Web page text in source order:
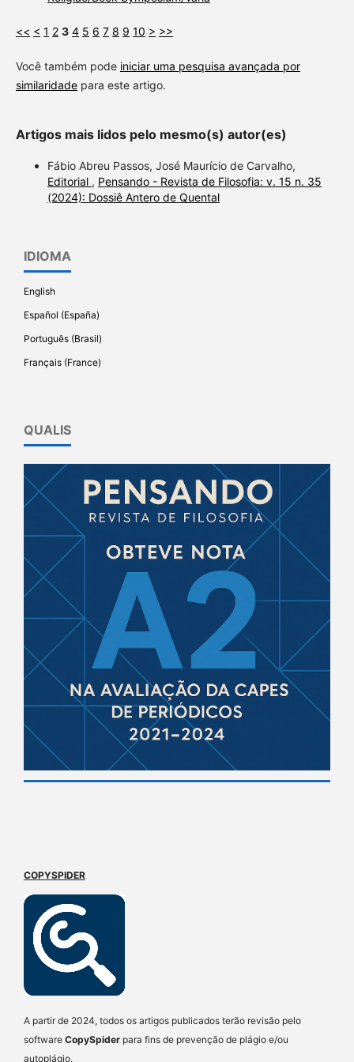
<< < 1 2 3 4 5 6 7 8 9 10 > >>
Você também pode iniciar uma pesquisa avançada por
similaridadepara este artigo.
Artigos mais lidos pelo mesmo(s) autor(es)
Fábio Abreu Passos, José Maurício de Carvalho,
Editorial , Pensando - Revista de Filosofia: v. 15 n. 35
(2024): Dossiê Antero de Quental
IDIOMA
English
Español (España)
Português (Brasil)
Français (France)
QUALIS
COPYSPIDER
A partir de 2024, todos os artigos publicados terão revisão pelo
software CopySpider para fins de prevenção de plágio e/ou
autoplágio.